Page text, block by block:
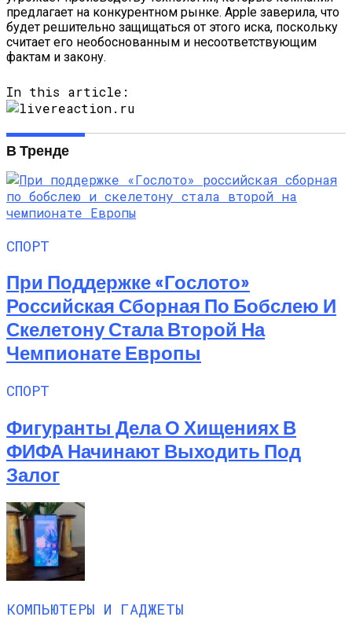
предлагает на конкурентном рынке. Apple заверила, что
будет решительно защищаться от этого иска, поскольку
считает его необоснованным и несоответствующим
фактам и закону.
In this article:
В Тренде
СПОРТ
При Поддержке «Гослото»
Российская Сборная По Бобслею И
Скелетону Стала Второй На
Чемпионате Европы
СПОРТ
Фигуранты Дела О Хищениях В
ФИФА Начинают Выходить Под
Залог
КОМПЬЮТЕРЫ И ГАДЖЕТЫ